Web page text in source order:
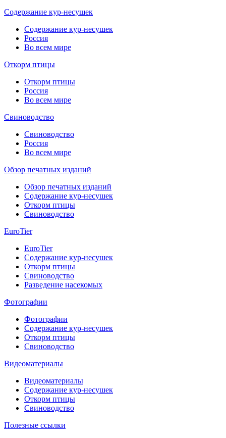
Содержание кур-несушек
Содержание кур-несушек
Россия
Во всем мире
Откорм птицы
Откорм птицы
Россия
Во всем мире
Свиноводство
Свиноводство
Россия
Во всем мире
Обзор печатных изданий
Обзор печатных изданий
Содержание кур-несушек
Откорм птицы
Свиноводство
EuroTier
EuroTier
Содержание кур-несушек
Откорм птицы
Свиноводство
Разведение насекомых
Фотографии
Фотографии
Содержание кур-несушек
Откорм птицы
Свиноводство
Видеоматериалы
Видеоматериалы
Содержание кур-несушек
Откорм птицы
Свиноводство
Полезные ссылки